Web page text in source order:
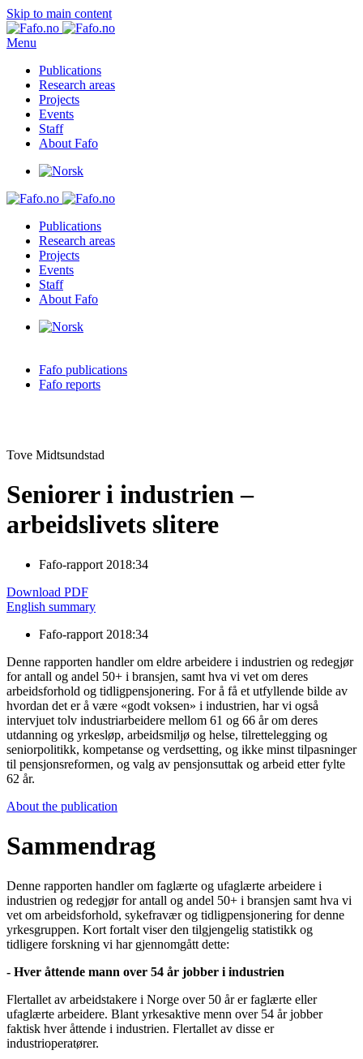
Skip to main content
Menu
Publications
Research areas
Projects
Events
Staff
About Fafo
Publications
Research areas
Projects
Events
Staff
About Fafo
Fafo publications
Fafo reports
Tove Midtsundstad
Seniorer i industrien –
arbeidslivets slitere
Fafo-rapport 2018:34
Download PDF
English summary
Fafo-rapport 2018:34
Denne rapporten handler om eldre arbeidere i industrien og redegjør
for antall og andel 50+ i bransjen, samt hva vi vet om deres
arbeidsforhold og tidligpensjonering. For å få et utfyllende bilde av
hvordan det er å være «godt voksen» i industrien, har vi også
intervjuet tolv industriarbeidere mellom 61 og 66 år om deres
utdanning og yrkesløp, arbeidsmiljø og helse, tilrettelegging og
seniorpolitikk, kompetanse og verdsetting, og ikke minst tilpasninger
til pensjonsreformen, og valg av pensjonsuttak og arbeid etter fylte
62 år.
About the publication
Sammendrag
Denne rapporten handler om faglærte og ufaglærte arbeidere i
industrien og redegjør for antall og andel 50+ i bransjen samt hva vi
vet om arbeidsforhold, sykefravær og tidligpensjonering for denne
yrkesgruppen. Kort fortalt viser den tilgjengelig statistikk og
tidligere forskning vi har gjennomgått dette:
- Hver åttende mann over 54 år jobber i industrien
Flertallet av arbeidstakere i Norge over 50 år er faglærte eller
ufaglærte arbeidere. Blant yrkesaktive menn over 54 år jobber
faktisk hver åttende i industrien. Flertallet av disse er
industrioperatører.